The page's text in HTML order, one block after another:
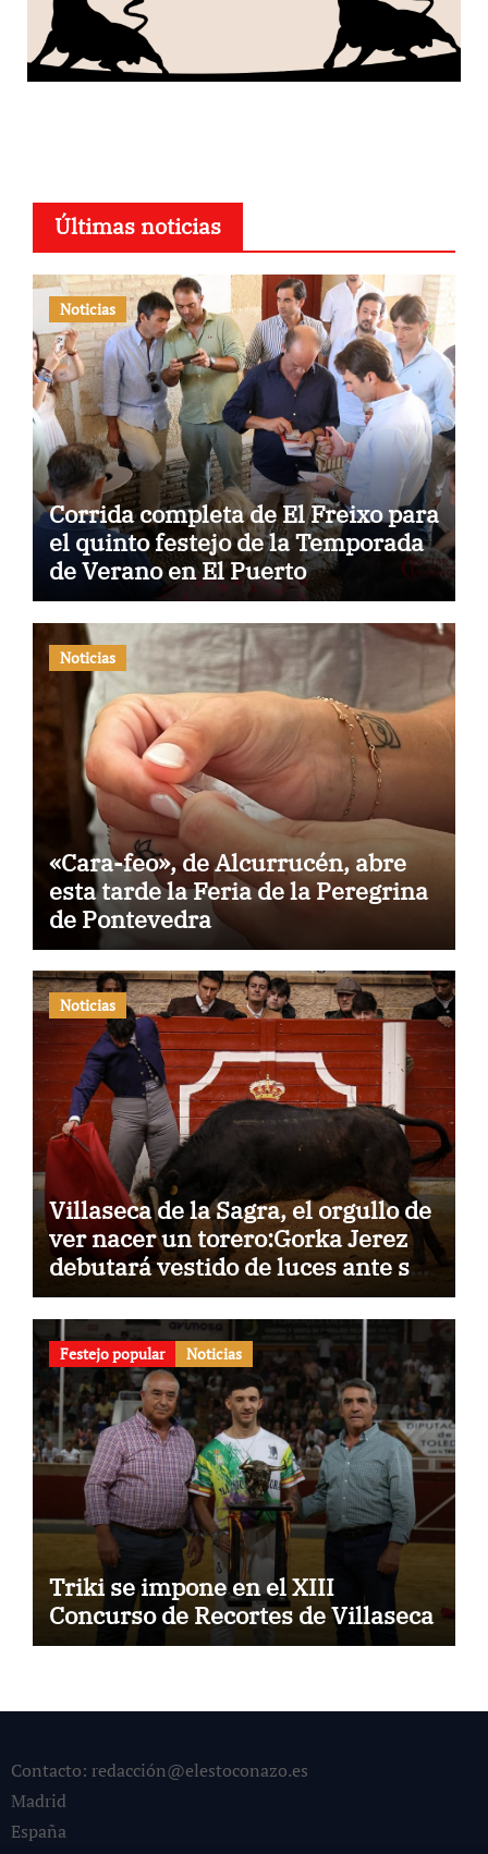
Últimas noticias
Noticias
Corrida completa de El Freixo para
el quinto festejo de la Temporada
de Verano en El Puerto
Noticias
«Cara-feo», de Alcurrucén, abre
esta tarde la Feria de la Peregrina
de Pontevedra
Noticias
Villaseca de la Sagra, el orgullo de
ver nacer un torero:Gorka Jerez
debutará vestido de luces ante su
pueblo
Festejo popular Noticias
Triki se impone en el XIII
Concurso de Recortes de Villaseca
Contacto: redacción@elestoconazo.es
Madrid
España